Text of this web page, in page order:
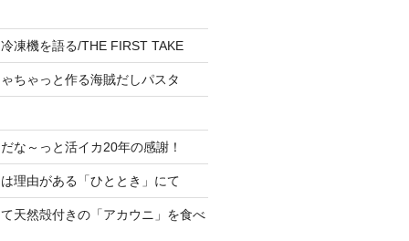
凍機を語る/THE FIRST TAKE
ちゃっと作る海賊だしパスタ
な～っと活イカ20年の感謝！
理由がある「ひととき」にて
天然殻付きの「アカウニ」を食べ